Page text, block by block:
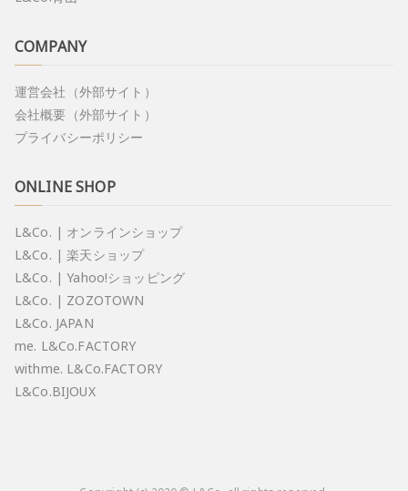
COMPANY
運営会社（外部サイト）
会社概要（外部サイト）
プライバシーポリシー
ONLINE SHOP
L&Co. | オンラインショップ
L&Co. | 楽天ショップ
L&Co. | Yahoo!ショッピング
L&Co. | ZOZOTOWN
L&Co. JAPAN
me. L&Co.FACTORY
withme. L&Co.FACTORY
L&Co.BIJOUX